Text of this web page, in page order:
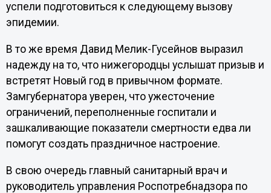
успели подготовиться к следующему вызову
эпидемии.
В то же время Давид Мелик-Гусейнов выразил
надежду на то, что нижегородцы услышат призыв и
встретят Новый год в привычном формате.
Замгубернатора уверен, что ужесточение
ограничений, переполненные госпитали и
зашкаливающие показатели смертности едва ли
помогут создать праздничное настроение.
В свою очередь главный санитарный врач и
руководитель управления Роспотребнадзора по